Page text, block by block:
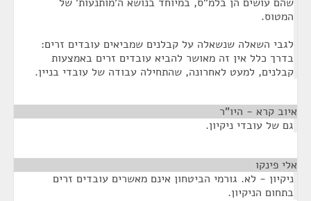
המטוס.
לגבי השאלה שנשאלה על קבלנים שמביאים עובדים זרים:
בדרך כלל אין זה מאושר להביא עובדים זרים באמצעות
קבלנים, למעט לאחרונה, שהתחילה עבודה של עובדי בניין.
איוב קרא - היו"ר
גם של עובדי ניקיון.
אלי פינקו
ניקיון - לא. גורמי הביטחון אינם מאשרים עובדים זרים
בתחום הניקיון.